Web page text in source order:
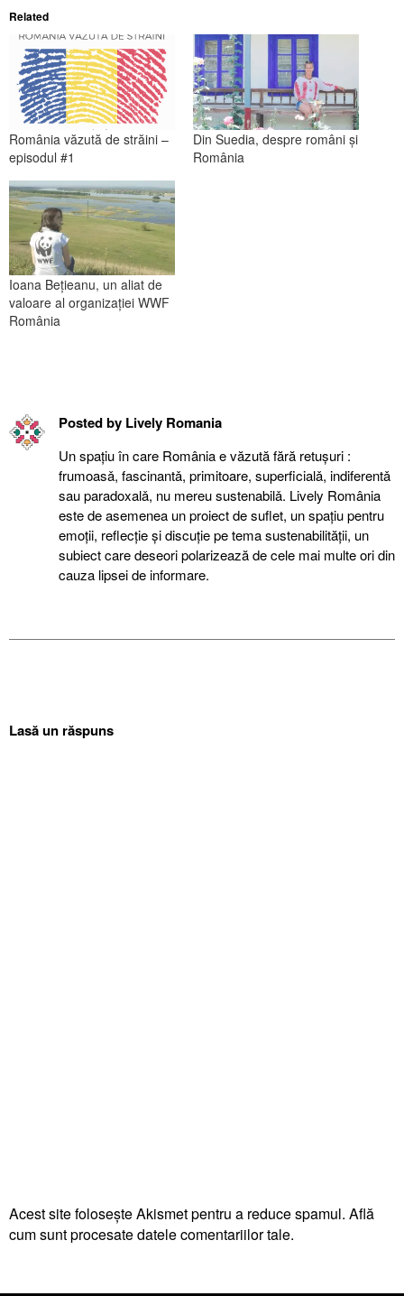
Related
România văzută de străini –
episodul #1
Din Suedia, despre români şi
România
Ioana Bețieanu, un aliat de
valoare al organizației WWF
România
Posted by Lively Romania
Un spațiu în care România e văzută fără retuşuri :
frumoasǎ, fascinantǎ, primitoare, superficialǎ, indiferentǎ
sau paradoxalǎ, nu mereu sustenabilǎ. Lively România
este de asemenea un proiect de suflet, un spațiu pentru
emoții, reflecție şi discuție pe tema sustenabilității, un
subiect care deseori polarizează de cele mai multe ori din
cauza lipsei de informare.
Lasă un răspuns
Acest site folosește Akismet pentru a reduce spamul. Află
cum sunt procesate datele comentariilor tale.